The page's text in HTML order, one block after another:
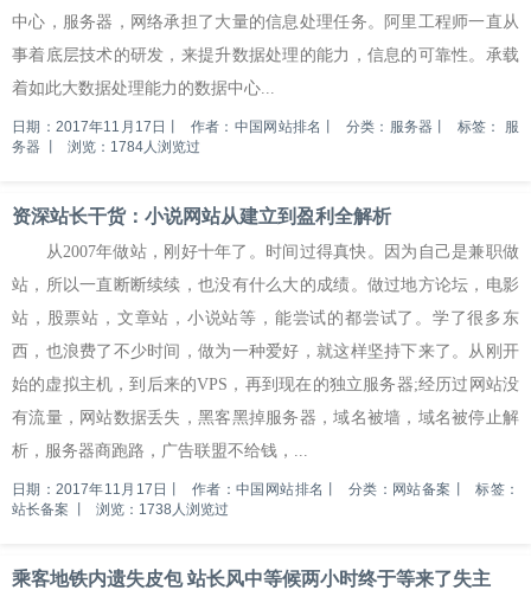
中心，服务器，网络承担了大量的信息处理任务。阿里工程师一直从
事着底层技术的研发，来提升数据处理的能力，信息的可靠性。承载
着如此大数据处理能力的数据中心...
日期：2017年11月17日 作者：中国网站排名 分类：服务器 标签： 服
务器
浏览：1784人浏览过
资深站长干货：小说网站从建立到盈利全解析
从2007年做站，刚好十年了。时间过得真快。因为自己是兼职做
站，所以一直断断续续，也没有什么大的成绩。做过地方论坛，电影
站，股票站，文章站，小说站等，能尝试的都尝试了。学了很多东
西，也浪费了不少时间，做为一种爱好，就这样坚持下来了。从刚开
始的虚拟主机，到后来的VPS，再到现在的独立服务器;经历过网站没
有流量，网站数据丢失，黑客黑掉服务器，域名被墙，域名被停止解
析，服务器商跑路，广告联盟不给钱，...
日期：2017年11月17日 作者：中国网站排名 分类：网站备案
标签：
站长备案
浏览：1738人浏览过
乘客地铁内遗失皮包 站长风中等候两小时终于等来了失主